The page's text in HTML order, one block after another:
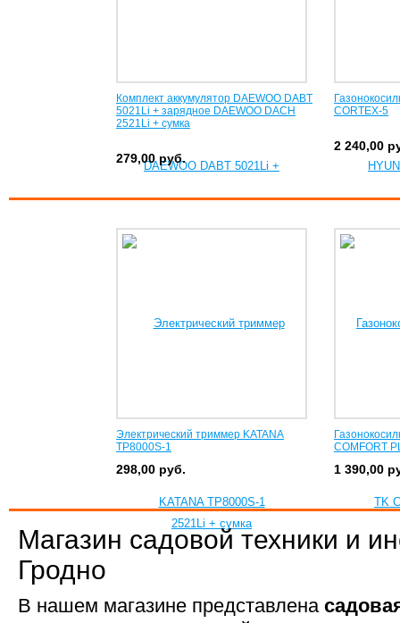
Комплект аккумулятор DAEWOO DABT
5021Li + зарядное DAEWOO DACH
2521Li + сумка
279,00руб.
CORTEX-5
2 240,00
Электрический триммер KATANA
TP8000S-1
298,00 руб.
COMFORT
1 390,00
Магазин садовой техники и
Гродно
В нашем магазине представлена